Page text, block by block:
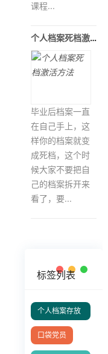
课程...
个人档案死档激活方法
毕业后档案一直
在自己手上，这
样你的档案就变
成死档，这个时
候大家不要把自
己的档案拆开来
看了，要...
标签列表
个人档案存放
在哪里
口袋党员